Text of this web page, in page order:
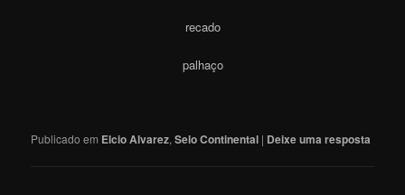
recado
palhaço
Publicado em Elcio Alvarez,Selo Continental | Deixe uma resposta